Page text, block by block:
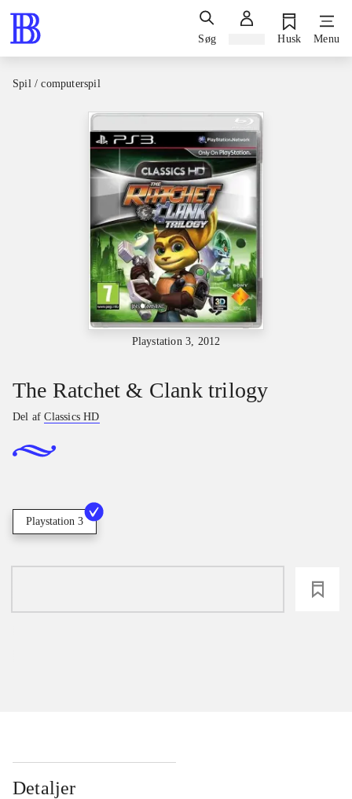
Søg Husk Menu
Spil / computerspil
Playstation 3, 2012
The Ratchet & Clank trilogy
Del afClassics HD
Playstation 3
Detaljer